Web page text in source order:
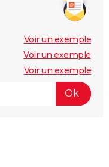
Voir un exemple
Voir un exemple
Voir un exemple